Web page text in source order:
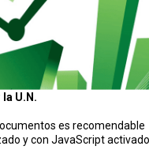
U.N.
es recomendable
y con JavaScript